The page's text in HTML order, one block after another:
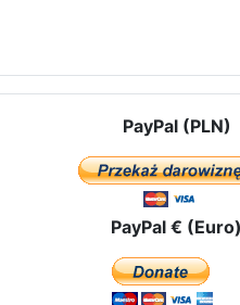
PayPal (PLN)
PayPal € (Euro)